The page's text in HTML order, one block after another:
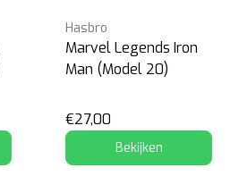
Hasbro
Marvel Legends Iron
Man (Model 20)
€27,00
Bekijken